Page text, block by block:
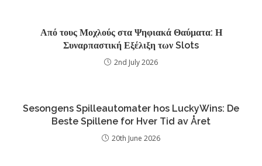
Από τους Μοχλούς στα Ψηφιακά Θαύματα: Η
Συναρπαστική Εξέλιξη των Slots
2nd July 2026
Sesongens Spilleautomater hos LuckyWins: De
Beste Spillene for Hver Tid av Året
20th June 2026